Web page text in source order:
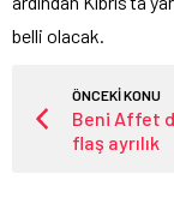
belli olacak.
ÖNCEKİ KONU
Beni Affet
flaş ayrılık